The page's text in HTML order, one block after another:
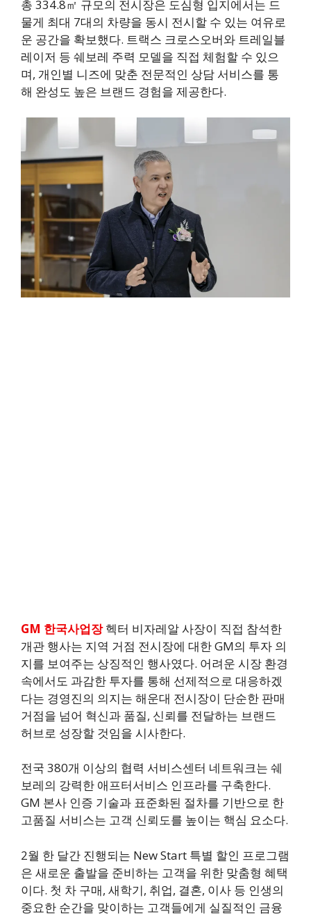
총 334.8㎡ 규모의 전시장은 도심형 입지에서는 드
물게 최대 7대의 차량을 동시 전시할 수 있는 여유로
운 공간을 확보했다. 트랙스 크로스오버와 트레일블
레이저 등 쉐보레 주력 모델을 직접 체험할 수 있으
며, 개인별 니즈에 맞춘 전문적인 상담 서비스를 통
해 완성도 높은 브랜드 경험을 제공한다.
GM 한국사업장헥터 비자레알 사장이 직접 참석한
개관 행사는 지역 거점 전시장에 대한 GM의 투자 의
지를 보여주는 상징적인 행사였다. 어려운 시장 환경
속에서도 과감한 투자를 통해 선제적으로 대응하겠
다는 경영진의 의지는 해운대 전시장이 단순한 판매
거점을 넘어 혁신과 품질, 신뢰를 전달하는 브랜드
허브로 성장할 것임을 시사한다.
전국 380개 이상의 협력 서비스센터 네트워크는 쉐
보레의 강력한 애프터서비스 인프라를 구축한다.
GM 본사 인증 기술과 표준화된 절차를 기반으로 한
고품질 서비스는 고객 신뢰도를 높이는 핵심 요소다.
2월 한 달간 진행되는 New Start 특별 할인 프로그램
은 새로운 출발을 준비하는 고객을 위한 맞춤형 혜택
이다. 첫 차 구매, 새학기, 취업, 결혼, 이사 등 인생의
중요한 순간을 맞이하는 고객들에게 실질적인 금융